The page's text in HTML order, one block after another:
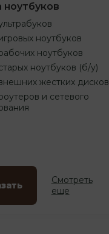
ноутбуков
ноутбуков
ноутбуков
ноутбуков (б/у)
жестких дисков
и сетевого
Смотреть
еще